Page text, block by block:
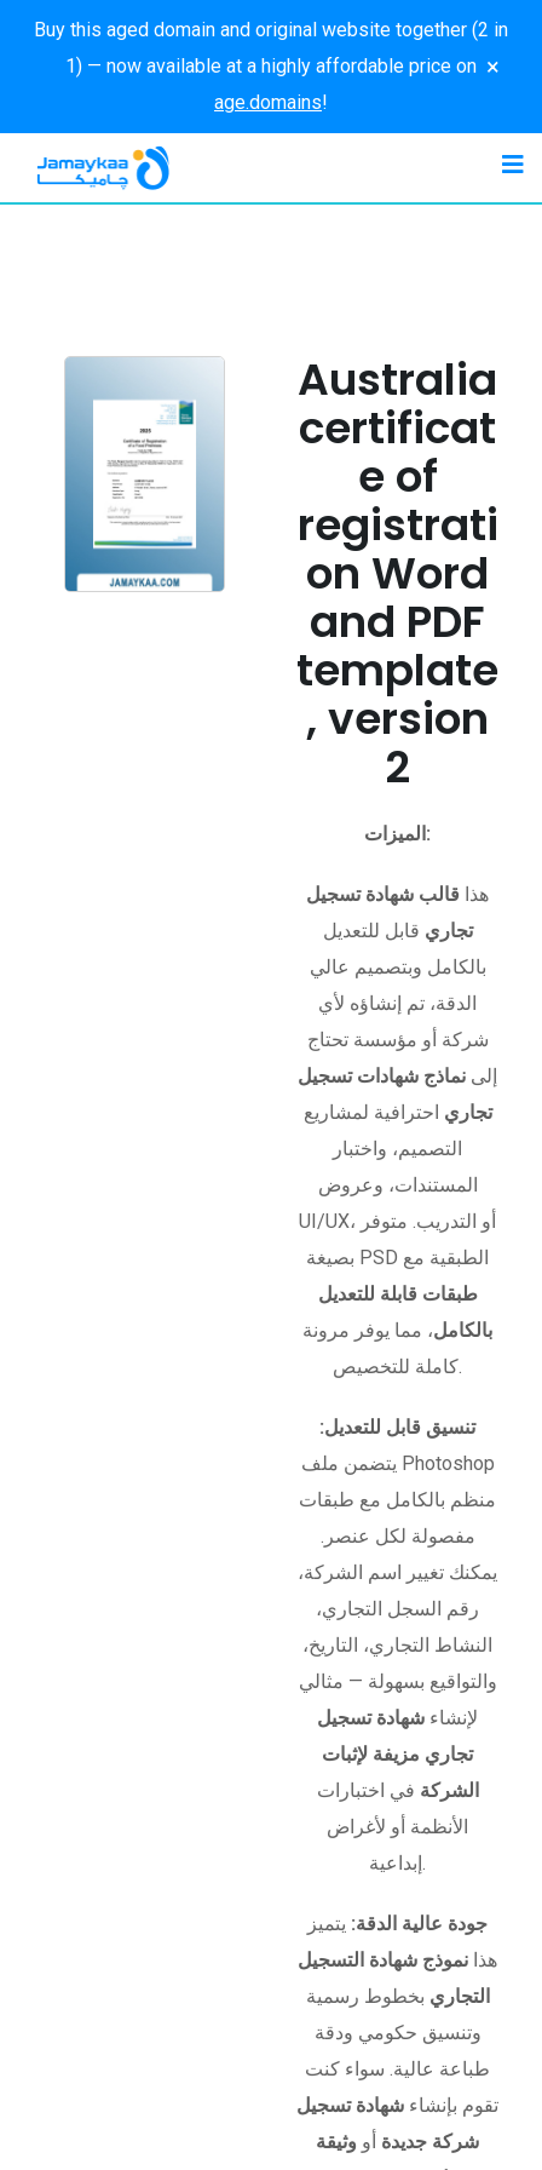
Buy this aged domain and original website together (2 in
1) — now available at a highly affordable price on
age.domains!
×
Australia
certificat
e of
registrati
on Word
and PDF
template
, version
2
الميزات:
هذا قالب شهادة تسجيل
تجاري قابل للتعديل
بالكامل وبتصميم عالي
الدقة، تم إنشاؤه لأي
شركة أو مؤسسة تحتاج
إلى نماذج شهادات تسجيل
تجاري احترافية لمشاريع
التصميم، واختبار
المستندات، وعروض
UI/UX، أو التدريب. متوفر
بصيغة PSD الطبقية مع
طبقات قابلة للتعديل
بالكامل، مما يوفر مرونة
كاملة للتخصيص.
تنسيق قابل للتعديل:
يتضمن ملف Photoshop
منظم بالكامل مع طبقات
مفصولة لكل عنصر.
يمكنك تغيير اسم الشركة،
رقم السجل التجاري،
النشاط التجاري، التاريخ،
والتواقيع بسهولة — مثالي
لإنشاء شهادة تسجيل
تجاري مزيفة لإثبات
الشركة في اختبارات
الأنظمة أو لأغراض
إبداعية.
جودة عالية الدقة: يتميز
هذا نموذج شهادة التسجيل
التجاري بخطوط رسمية
وتنسيق حكومي ودقة
طباعة عالية. سواء كنت
تقوم بإنشاء شهادة تسجيل
شركة جديدة أو وثيقة